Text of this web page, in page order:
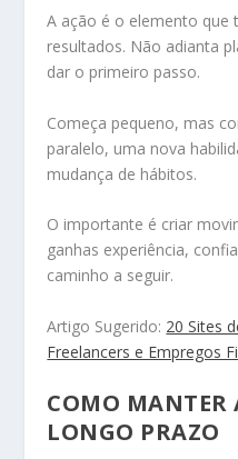
A ação é o elemento que
resultados. Não adianta
dar o primeiro passo.
Começa pequeno, mas
paralelo, uma nova
mudança de hábitos.
O importante é criar
ganhas experiência,
caminho a seguir.
Artigo Sugerido: 20 Sites
Freelancers e Empregos
COMO MANTER
LONGO PRAZO